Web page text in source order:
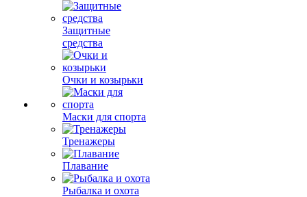
Защитные
средства
Очки и козырьки
Маски для спорта
Тренажеры
Плавание
Рыбалка и охота